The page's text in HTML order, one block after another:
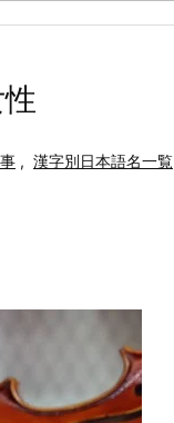
, 漢字別日本語名一覧